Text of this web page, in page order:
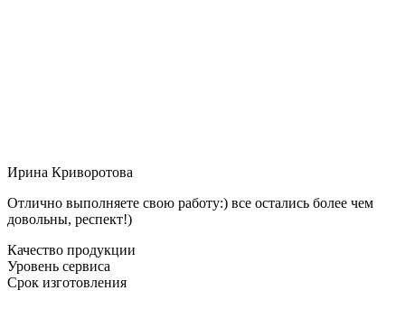
Ирина Криворотова
Отлично выполняете свою работу:) все остались более чем
довольны, респект!)
Качество продукции
Уровень сервиса
Срок изготовления